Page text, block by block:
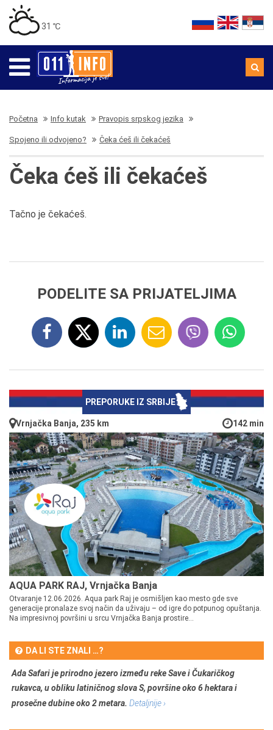
31 ℃
Početna Info kutak Pravopis srpskog jezika
Spojeno ili odvojeno? Čeka ćeš ili čekaćeš
Čeka ćeš ili čekaćeš
Tačno je čekaćeš.
PODELITE SA PRIJATELJIMA
PREPORUKE IZ SRBIJE
Vrnjačka Banja, 235 km 142 min
AQUA PARK RAJ, Vrnjačka Banja
Otvaranje 12.06.2026. Aqua park Raj je osmišljen kao mesto gde sve
generacije pronalaze svoj način da uživaju – od igre do potpunog opuštanja.
Na impresivnoj površini u srcu Vrnjačka Banja prostire...
DA LI STE ZNALI …?
Ada Safari je prirodno jezero između reke Save i Čukaričkog
rukavca, u obliku latiničnog slova S, površine oko 6 hektara i
prosečne dubine oko 2 metara. Detaljnije ›